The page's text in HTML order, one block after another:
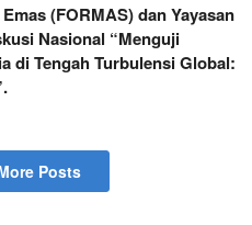
(FORMAS) dan Yayasan
Nasional “Menguji
di Tengah Turbulensi Global:
Posts